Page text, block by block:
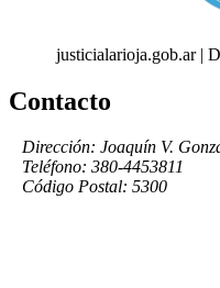
justicialarioja.gob.ar |
Contacto
Dirección: Joaquín V.
Teléfono: 380-4453811
Código Postal: 5300